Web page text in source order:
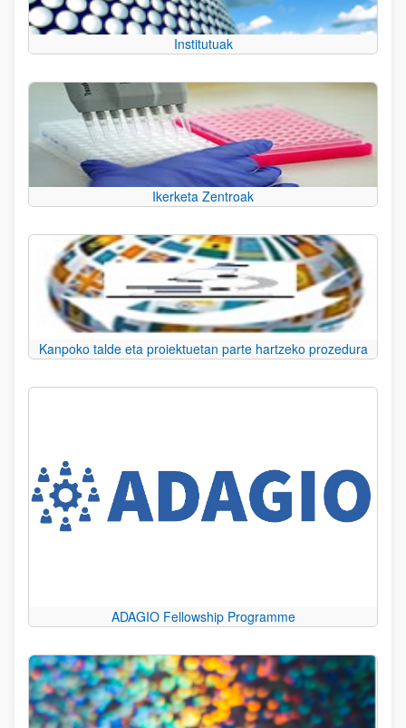
Institutuak
Ikerketa Zentroak
Kanpoko talde eta proiektuetan parte hartzeko prozedura
ADAGIO Fellowship Programme